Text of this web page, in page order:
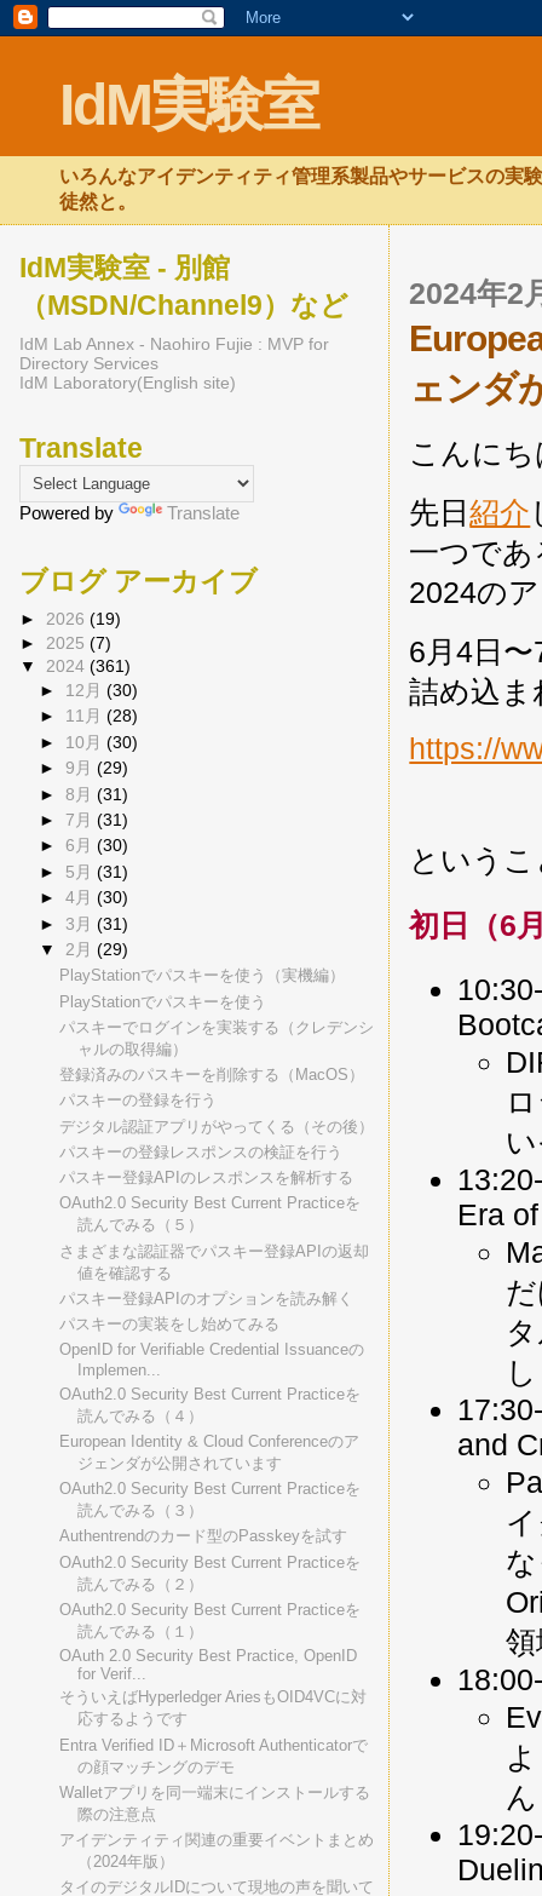
IdM実験室
いろんなアイデンティティ管理系製品やサービスの実
徒然と。
2024年2
ェンダ
こんに
先日紹介
一つであ
2024の
6月4日
詰め込
https://
という
初日（6
Era
and
IdM実験室 - 別館
（MSDN/Channel9）など
IdM Lab Annex - Naohiro Fujie : MVP for
Directory Services
IdM Laboratory(English site)
Translate
Powered by Translate
ブログ アーカイブ
► 2026 (19)
► 2025 (7)
▼ 2024 (361)
► 12月(30)
► 11月(28)
► 10月(30)
►9月(29)
►8月(31)
►7月(31)
►6月(30)
► 5月(31)
►4月(30)
► 3月(31)
▼2月(29)
PlayStationでパスキーを使う（実機編）
PlayStationでパスキーを使う
パスキーでログインを実装する（クレデンシ
ャルの取得編）
登録済みのパスキーを削除する（MacOS）
パスキーの登録を行う
デジタル認証アプリがやってくる（その後）
パスキーの登録レスポンスの検証を行う
パスキー登録APIのレスポンスを解析する
OAuth2.0 Security Best Current Practiceを
読んでみる（５）
さまざまな認証器でパスキー登録APIの返却
値を確認する
パスキー登録APIのオプションを読み解く
パスキーの実装をし始めてみる
OpenID for Verifiable Credential Issuanceの
Implemen...
OAuth2.0 Security Best Current Practiceを
読んでみる（４）
European Identity & Cloud Conferenceのア
ジェンダが公開されています
OAuth2.0 Security Best Current Practiceを
読んでみる（３）
Authentrendのカード型のPasskeyを試す
OAuth2.0 Security Best Current Practiceを
読んでみる（２）
OAuth2.0 Security Best Current Practiceを
読んでみる（１）
OAuth 2.0 Security Best Practice, OpenID
for Verif...
そういえばHyperledger AriesもOID4VCに対
応するようです
Entra Verified ID＋Microsoft Authenticatorで
の顔マッチングのデモ
Walletアプリを同一端末にインストールする
際の注意点
アイデンティティ関連の重要イベントまとめ
（2024年版）
タイのデジタルIDについて現地の声を聞いて